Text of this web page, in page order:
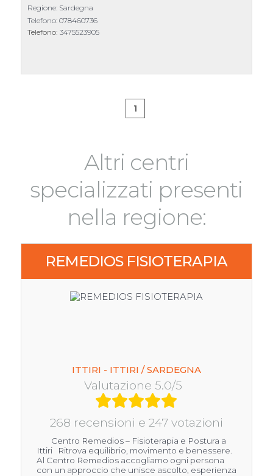
Regione: Sardegna
Telefono: 078460736
Telefono: 3475523905
1
Altri centri
specializzati presenti
nella regione:
REMEDIOS FISIOTERAPIA
ITTIRI - ITTIRI / SARDEGNA
Valutazione 5.0/5
268 recensioni e 247 votazioni
Centro Remedios – Fisioterapia e Postura a
Ittiri Ritrova equilibrio, movimento e benessere.
Al Centro Remedios accogliamo ogni persona
con un approccio che unisce ascolto, esperienza